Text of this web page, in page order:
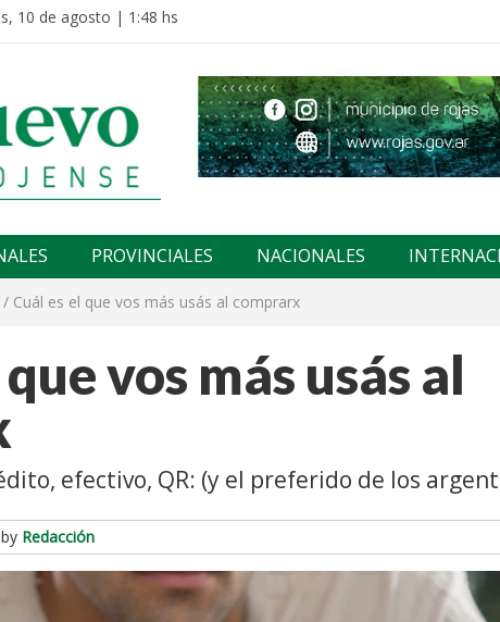
10 de agosto | 1:48 hs
PROVINCIALES NACIONALES
/ Cuál es el que vos más usás al comprarx
vos más usás al
efectivo, QR: (y el preferido de los
by Redacción